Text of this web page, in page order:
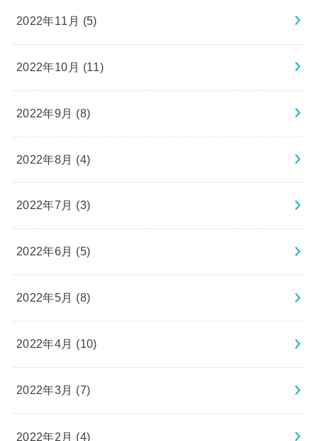
2022年11月 (5)
2022年10月 (11)
2022年9月 (8)
2022年8月 (4)
2022年7月 (3)
2022年6月 (5)
2022年5月 (8)
2022年4月 (10)
2022年3月 (7)
2022年2月 (4)